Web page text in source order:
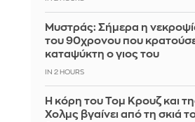
Mυστράς: Σήμερα η
του 90χρονου που
καταψύκτη ο γιος του
IN 2 HOURS
Η κόρη του Τομ Κρουζ και
Χολμς βγαίνει από τη σκιά